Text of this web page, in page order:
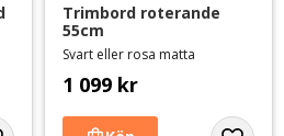
Trimbord roterande
55cm
Svart eller rosa matta
1 099 kr